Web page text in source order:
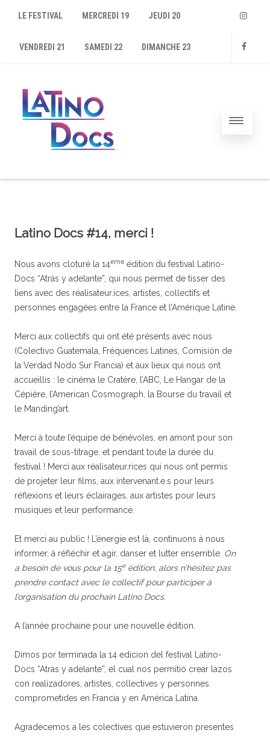
LE FESTIVAL MERCREDI 19 JEUDI 20
VENDREDI 21 SAMEDI 22 DIMANCHE 23 Instagram
Latino Docs #14, merci !
Nous avons cloturé la 14ème édition du festival Latino-
Docs “Atrás y adelante”, qui nous permet de tisser des
liens avec des réalisateur.ices, artistes, collectifs et
personnes engagées entre la France et l’Amérique Latine.
Merci aux collectifs qui ont été présents avec nous
(Colectivo Guatemala, Fréquences Latines, Comisión de
la Verdad Nodo Sur Francia) et aux lieux qui nous ont
accueillis : le cinéma le Cratère, l’ABC, Le Hangar de la
Cépière, l’American Cosmograph, la Bourse du travail et
le Manding’art.
Merci à toute l’équipe de bénévoles, en amont pour son
travail de sous-titrage, et pendant toute la durée du
festival ! Merci aux réalisateur.rices qui nous ont permis
de projeter leur films, aux intervenant.e.s pour leurs
réflexions et leurs éclairages, aux artistes pour leurs
musiques et leur performance.
Et merci au public ! L’énergie est là, continuons à nous
informer, à réfléchir et agir, danser et lutter ensemble. On
a besoin de vous pour la 15eédition, alors n’hésitez pas
prendre contact avec le collectif pour participer à
l’organisation du prochain Latino Docs.
A l’année prochaine pour une nouvelle édition.
Dimos por terminada la 14 edicion del festival Latino-
Docs “Atrás y adelante”, el cual nos permitió crear lazos
con realizadores, artistes, collectives y personnes
comprometides en Francia y en América Latina.
Agradecemos a les colectives que estuvieron presentes